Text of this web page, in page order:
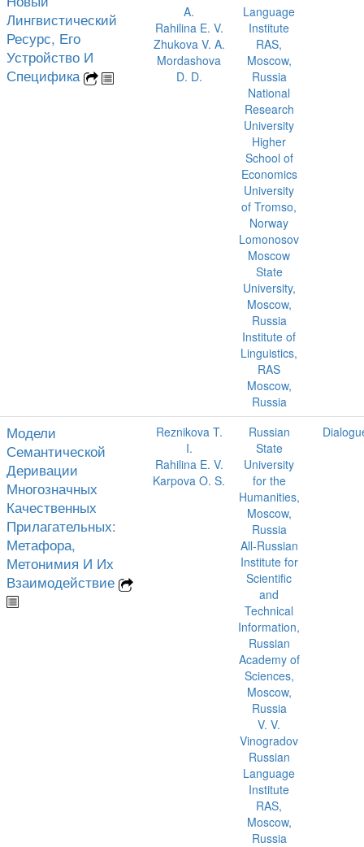
Лингвистический
Ресурс, Его
Устройство И
Специфика
A.
Rahilina E. V.
Zhukova V. A.
Mordashova
D. D.
Language
Institute
RAS,
Moscow,
Russia
National
Research
University
Higher
School of
Economics
University
of Tromso,
Norway
Lomonosov
Moscow
State
University,
Moscow,
Russia
Institute of
Linguistics,
RAS
Moscow,
Russia
Модели
Семантической
Деривации
Многозначных
Качественных
Прилагательных:
Метафора,
Метонимия И Их
Взаимодействие
Reznikova T.
I.
Rahilina E. V.
Karpova O. S.
Russian
State
University
for the
Humanities,
Moscow,
Russia
All-Russian
Institute for
Scientific
and
Technical
Information,
Russian
Academy of
Sciences,
Moscow,
Russia
V. V.
Vinogradov
Russian
Language
Institute
RAS,
Moscow,
Russia